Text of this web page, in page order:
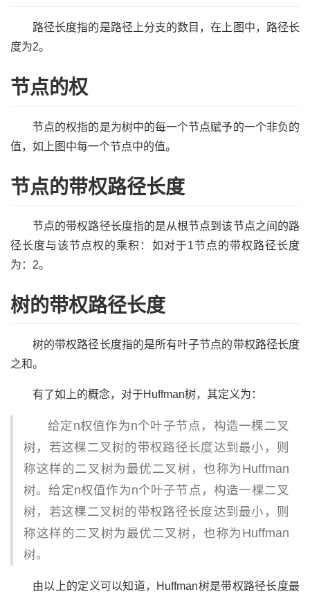
路径长度指的是路径上分支的数目，在上图中，路径长
度为2。
节点的权
节点的权指的是为树中的每一个节点赋予的一个非负的
值，如上图中每一个节点中的值。
节点的带权路径长度
节点的带权路径长度指的是从根节点到该节点之间的路
径长度与该节点权的乘积：如对于1节点的带权路径长度
为：2。
树的带权路径长度
树的带权路径长度指的是所有叶子节点的带权路径长度
之和。
有了如上的概念，对于Huffman树，其定义为：
给定n权值作为n个叶子节点，构造一棵二叉
树，若这棵二叉树的带权路径长度达到最小，则
称这样的二叉树为最优二叉树，也称为Huffman
树。给定n权值作为n个叶子节点，构造一棵二叉
树，若这棵二叉树的带权路径长度达到最小，则
称这样的二叉树为最优二叉树，也称为Huffman
树。
由以上的定义可以知道，Huffman树是带权路径长度最